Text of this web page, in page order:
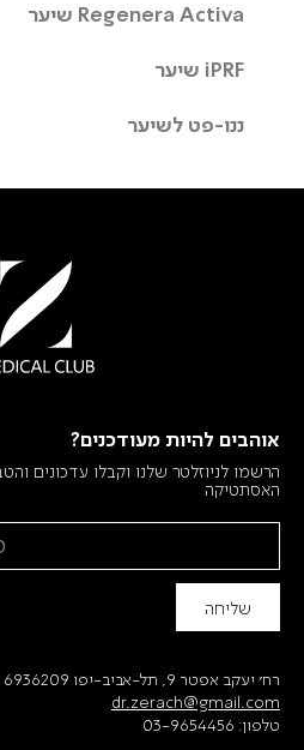
Regenera Activa שיער
iPRF שיער
ננו-פט לשיער
אוהבים להיות מעודכנים?
הרשמו לניוזלטר שלנו וקבלו עדכונים
האסתטיקה
שליחה
רח׳ יעקב אפטר 9, תל-אביב-יפו 6936209
dr.zerach@gmail.com
טלפון: 03-9654456